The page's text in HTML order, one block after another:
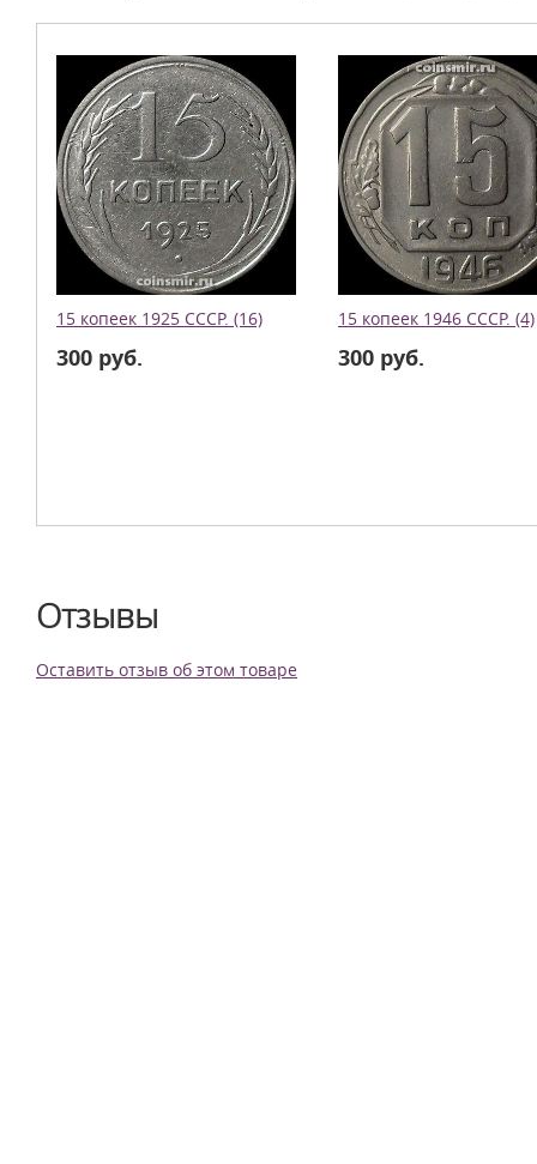
15 копеек 1925 СССР. (16)
300 руб.
15 копеек 1946 СССР. (4)
300 руб.
Отзывы
Оставить отзыв об этом товаре